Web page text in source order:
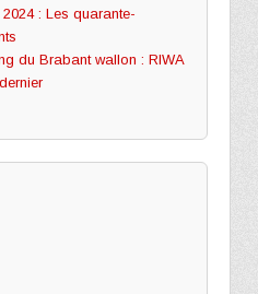
: Les quarante-
du Brabant wallon : RIWA